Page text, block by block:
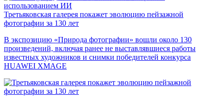
Третьяковская галерея покажет эволюцию пейзажной
фотографии за 130 лет
В экспозицию «Природа фотографии» вошли около 130
произведений, включая ранее не выставлявшиеся работы
известных художников и снимки победителей конкурса
HUAWEI XMAGE